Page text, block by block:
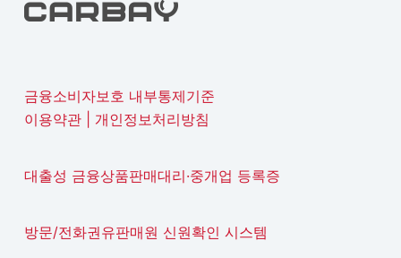
금융소비자보호 내부통제기준
이용약관| 개인정보처리방침
대출성 금융상품판매대리·중개업 등록증
방문/전화권유판매원 신원확인 시스템